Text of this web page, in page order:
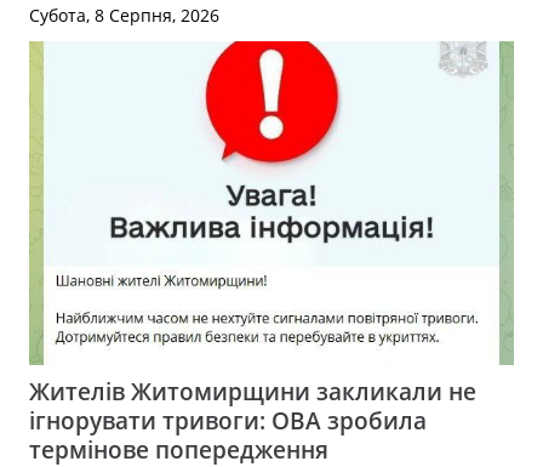
Субота, 8 Серпня, 2026
Жителів Житомирщини закликали не
ігнорувати тривоги: ОВА зробила
термінове попередження